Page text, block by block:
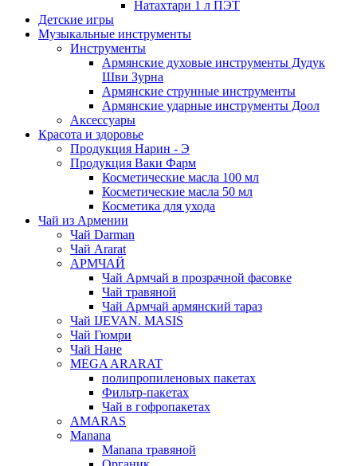
Натахтари 1 л ПЭТ
Детские игры
Музыкальные инструменты
Инструменты
Армянские духовые инструменты Дудук
Шви Зурна
Армянские струнные инструменты
Армянские ударные инструменты Доол
Аксессуары
Красота и здоровье
Продукция Нарин - Э
Продукция Ваки Фарм
Косметические масла 100 мл
Косметические масла 50 мл
Косметика для ухода
Чай из Армении
Чай Darman
Чай Ararat
АРМЧАЙ
Чай Армчай в прозрачной фасовке
Чай травяной
Чай Армчай армянский тараз
Чай IJEVAN. MASIS
Чай Гюмри
Чай Нане
MEGA ARARAT
полипропиленовых пакетах
Фильтр-пакетах
Чай в гофропакетах
AMARAS
Manana
Manana травяной